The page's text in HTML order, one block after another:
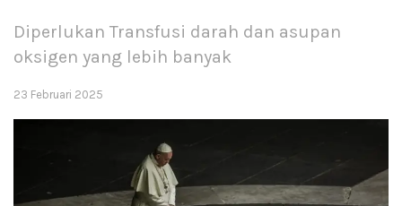
Diperlukan Transfusi darah dan asupan
oksigen yang lebih banyak
23 Februari 2025